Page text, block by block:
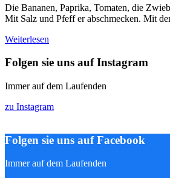
Die Bananen, Paprika, Tomaten, die
Mit Salz und Pfeff er abschmecken. Mit
Weiterlesen
Folgen sie uns auf Instagram
Immer auf dem Laufenden
zu Instagram
Folgen sie uns auf Facebook
Immer auf dem Laufenden